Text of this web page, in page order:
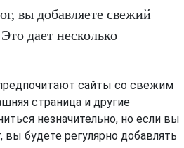
вы добавляете свежий
дает несколько
сайты со свежим
страница и другие
незначительно, но если вы
вы будете регулярно добавлять